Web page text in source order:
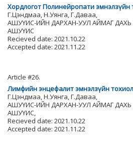
Хордлогот Полинейропати эмнэлзүйн
Г.Цэндмаа, Н.Уянга, Г.Даваа,
АШУҮИС-ИЙН ДАРХАН-УУЛ АЙМАГ ДАХЬ
АШУҮИС
Recieved date: 2021.10.22
Accepted date: 2021.11.22
Article #26.
Лимфийн энцефалит эмнэлзүйн
Г.Цэндмаа, Н.Уянга, Г.Даваа,
АШУҮИС-ИЙН ДАРХАН-УУЛ АЙМАГ ДАХЬ
АШУҮИС,
Recieved date: 2021.10.22
Accepted date: 2021.11.22